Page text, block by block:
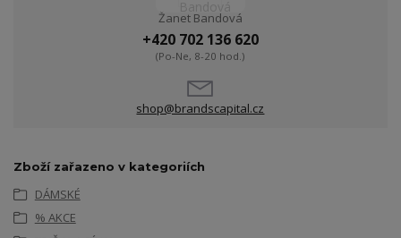
Žanet Bandová
+420 702 136 620
(Po-Ne, 8-20 hod.)
shop@brandscapital.cz
Zboží zařazeno v kategoriích
DÁMSKÉ
% AKCE